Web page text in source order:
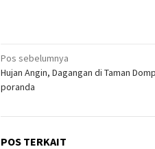
Navigasi
pos
Pos sebelumnya
Hujan Angin, Dagangan di Taman
poranda
POS TERKAIT